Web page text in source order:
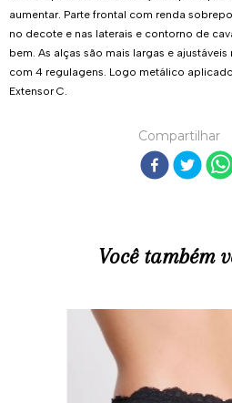
aumentar. Parte frontal com renda
no decote e nas laterais e contorno de
bem. As alças são mais largas e
com 4 regulagens. Logo metálico
Extensor C.
Compartilhar
Você também